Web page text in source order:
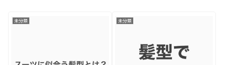
未分類 未分類